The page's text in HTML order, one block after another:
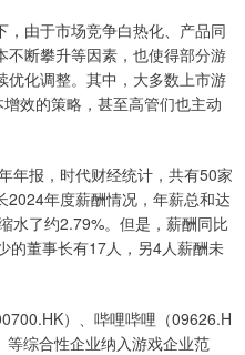
由于市场竞争白热化、产品同
不断攀升等因素，也使得部分游
优化调整。其中，大多数上市游
效的策略，甚至高管们也主动
报，时代财经统计，共有50家
年度薪酬情况，年薪总和达
水了约2.79%。但是，薪酬同比
的董事长有17人，另4人薪酬未
）、哔哩哔哩（09626.H
综合性企业纳入游戏企业范